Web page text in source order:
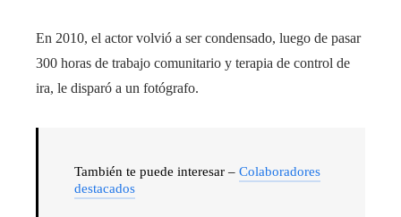
En 2010, el actor volvió a ser condensado, luego de pasar
300 horas de trabajo comunitario y terapia de control de
ira, le disparó a un fotógrafo.
También te puede interesar – Colaboradores
destacados